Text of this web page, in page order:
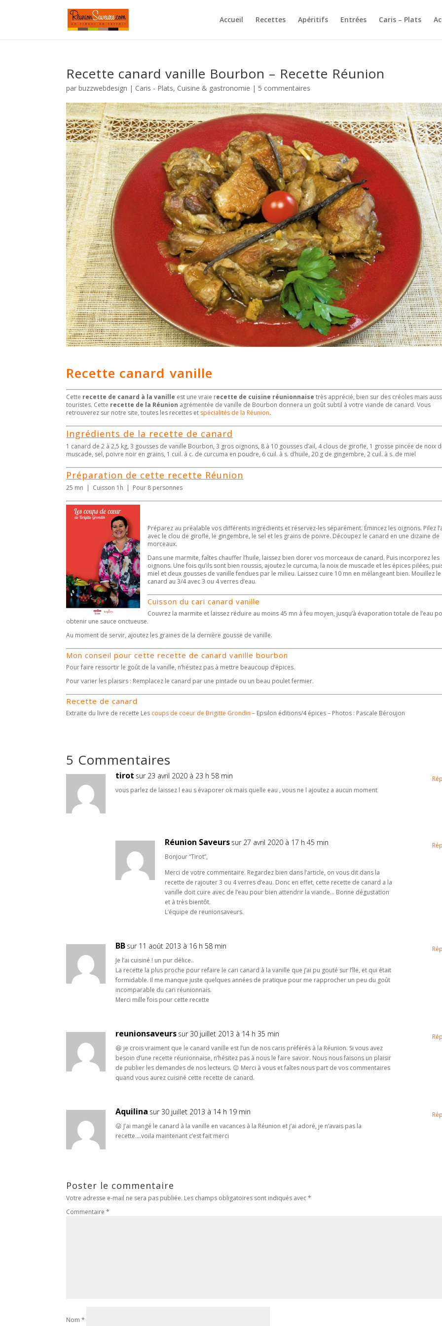
Accueil Recettes Apéritifs Entrées Caris – Plats
Recette canard vanille Bourbon – Recette Réunion
parbuzzwebdesign | Caris - Plats, Cuisine & gastronomie | 5 commentaires
Recette canard vanille
Cette recette de canard à la vanille est une vraie recette de cuisine réunionnaise très apprécié, bien sur des créoles mais
touristes. Cette recette de la Réunion agrémentée de vanille de Bourbon donnera un goût subtil à votre viande de canard. Vous
retrouverez sur notre site, toutes les recettes et spécialités de la Réunion.
Ingrédients de la recette de canard
1 canard de 2 à 2,5 kg, 3 gousses de vanille Bourbon, 3 gros oignons, 8 à 10 gousses d’ail, 4 clous de girofle, 1 grosse pincée de noix
muscade, sel, poivre noir en grains, 1 cuil. à c. de curcuma en poudre, 6 cuil. à s. d’huile, 20 g de gingembre, 2 cuil. à s. de miel
Préparation de cette recette Réunion
25 mn | Cuisson 1h | Pour 8 personnes
Préparez au préalable vos différents ingrédients et réservez-les séparément. Émincez les oignons. Pilez
avec le clou de girofle, le gingembre, le sel et les grains de poivre. Découpez le canard en une dizaine de
morceaux.
Dans une marmite, faîtes chauffer l’huile, laissez bien dorer vos morceaux de canard. Puis incorporez les
oignons. Une fois qu’ils sont bien roussis, ajoutez le curcuma, la noix de muscade et les épices pilées,
miel et deux gousses de vanille fendues par le milieu. Laissez cuire 10 mn en mélangeant bien. Mouillez le
canard au 3/4 avec 3 ou 4 verres d’eau.
Cuisson ducari canard vanille
Couvrez la marmite et laissez réduire au moins 45 mn à feu moyen, jusqu’à évaporation totale de l’eau
obtenir une sauce onctueuse.
Au moment de servir, ajoutez les graines de la dernière gousse de vanille.
Mon conseil pour cetterecette de canard vanille bourbon
Pour faire ressortir le goût de la vanille, n’hésitez pas à mettre beaucoup d’épices.
Pour varier les plaisirs : Remplacez le canard par une pintade ou un beau poulet fermier.
Recette de canard
Extraite du livre de recette Les coups de coeur de Brigitte Grondin – Epsilon éditions/4 épices – Photos : Pascale Béroujon
5 Commentaires
tirot sur 23 avril 2020 à 23 h 58 min
vous parlez de laissez l eau s évaporer ok mais quelle eau , vous ne l ajoutez a aucun moment
Réunion Saveurs sur 27 avril 2020 à 17 h 45 min
Bonjour “Tirot”,
Merci de votre commentaire. Regardez bien dans l’article, on vous dit dans la
recette de rajouter 3 ou 4 verres d’eau. Donc en effet, cette recette de canard a la
vanille doit cuire avec de l’eau pour bien attendrir la viande… Bonne dégustation
et à très bientôt.
L’équipe de reunionsaveurs.
BB sur 11 août 2013 à 16 h 58 min
Je l’ai cuisiné ! un pur délice..
La recette la plus proche pour refaire le cari canard à la vanille que j’ai pu gouté sur l’île, et qui était
formidable. Il me manque juste quelques années de pratique pour me rapprocher un peu du goût
incomparable du cari réunionnais.
Merci mille fois pour cette recette
reunionsaveurs sur 30 juillet 2013 à 14 h 35 min
😆 je crois vraiment que le canard vanille est l’un de nos caris préférés à la Réunion. Si vous avez
besoin d’une recette réunionnaise, n’hésitez pas à nous le faire savoir. Nous nous faisons un plaisir
de publier les demandes de nos lecteurs. 😉 Merci à vous et faîtes nous part de vos commentaires
quand vous aurez cuisiné cette recette de canard.
Aquilina sur 30 juillet 2013 à 14 h 19 min
😛 J’ai mangé le canard à la vanille en vacances à la Réunion et j’ai adoré, je n’avais pas la
recette….voila maintenant c’est fait merci
Poster le commentaire
Votre adresse e-mail ne sera pas publiée. Les champs obligatoires sont indiqués avec*
Commentaire*
Nom*